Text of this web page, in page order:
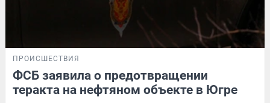
ПРОИСШЕСТВИЯ
ФСБ заявила о предотвращении
теракта на нефтяном объекте в Югре